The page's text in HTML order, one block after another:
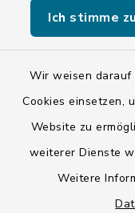
Ich stimme zu
Wir weisen darauf
Cookies einsetzen,
Website zu
weiterer Dienste
Weitere